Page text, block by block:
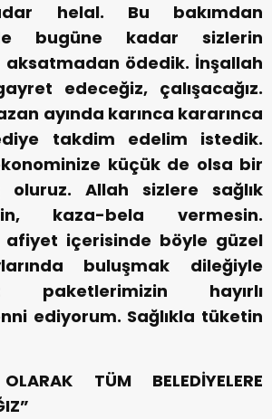
helal. Bu bakımdan
bugüne kadar sizlerin
aksatmadan ödedik. İnşallah
edeceğiz, çalışacağız.
ayında karınca kararınca
takdim edelim istedik.
küçük de olsa bir
oluruz. Allah sizlere sağlık
kaza-bela vermesin.
afiyet içerisinde böyle güzel
buluşmak dileğiyle
paketlerimizin hayırlı
ediyorum. Sağlıkla tüketin
TÜM BELEDİYELERE